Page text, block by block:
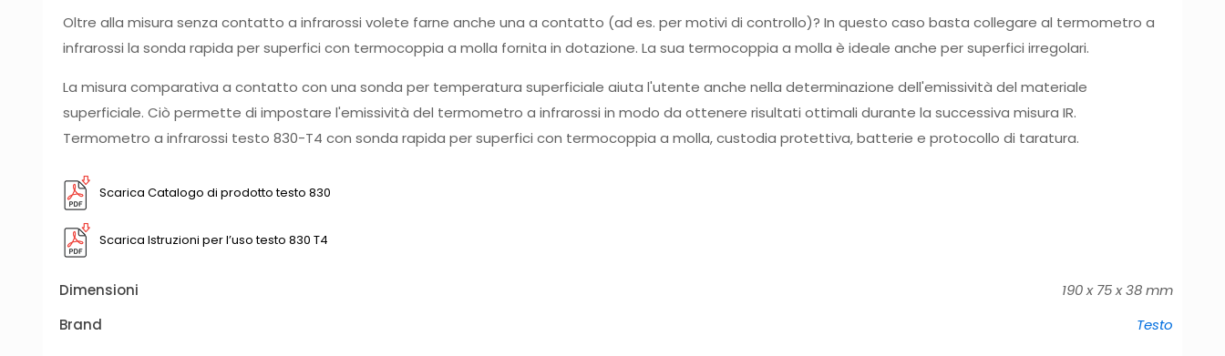
Oltre alla misura senza contatto a infrarossi volete farne anche una a contatto (ad es. per motivi di controllo)? In questo caso basta collegare al termometro a
infrarossi la sonda rapida per superfici con termocoppia a molla fornita in dotazione. La sua termocoppia a molla è ideale anche per superfici irregolari.
La misura comparativa a contatto con una sonda per temperatura superficiale aiuta l'utente anche nella determinazione dell'emissività del materiale
superficiale. Ciò permette di impostare l'emissività del termometro a infrarossi in modo da ottenere risultati ottimali durante la successiva misura IR.
Termometro a infrarossi testo 830-T4 con sonda rapida per superfici con termocoppia a molla, custodia protettiva, batterie e protocollo di taratura.
Scarica Catalogo di prodotto testo 830
Scarica Istruzioni per l’uso testo 830 T4
Dimensioni
190 x 75 x 38 mm
Brand
Testo